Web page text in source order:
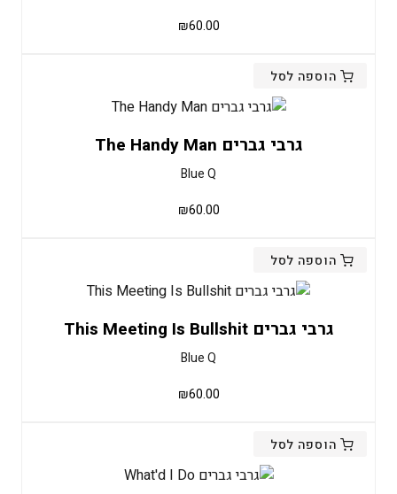
₪60.00
הוספה לסל
גרבי גברים The Handy Man
Blue Q
₪60.00
הוספה לסל
גרבי גברים This Meeting Is Bullshit
Blue Q
₪60.00
הוספה לסל